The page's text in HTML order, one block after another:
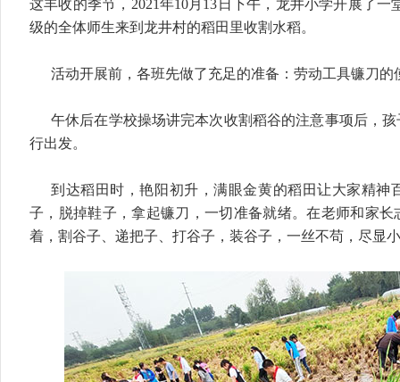
这丰收的季节，2021年10月13日下午，龙井小学开展了
级的全体师生来到龙井村的稻田里收割水稻。
活动开展前，各班先做了充足的准备：劳动工具镰刀的
午休后在学校操场讲完本次收割稻谷的注意事项后，
行出发。
到达稻田时，艳阳初升，满眼金黄的稻田让大家精神
子，脱掉鞋子，拿起镰刀，一切准备就绪。在老师和家
着，割谷子、递把子、打谷子，装谷子，一丝不苟，尽显